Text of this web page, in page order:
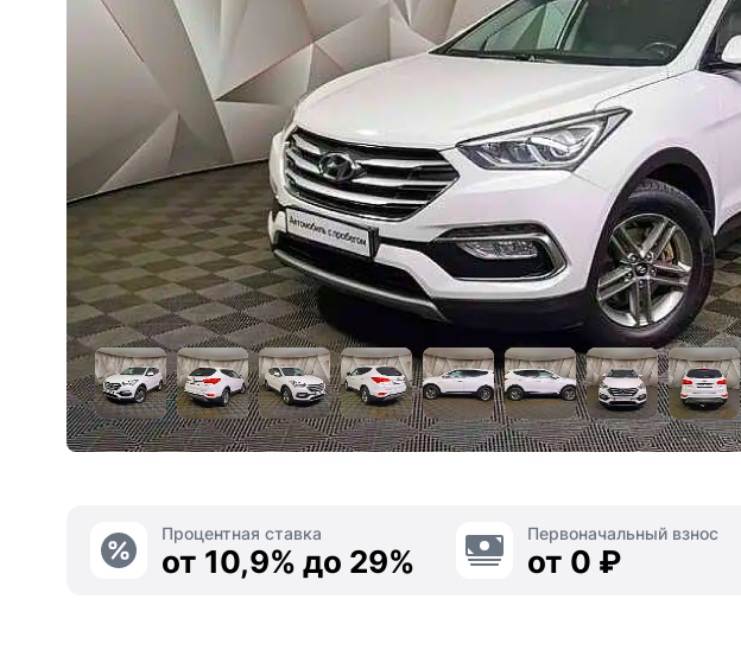
Процентная ставка
от 10,9% до 29%
Первоначальный взнос
от 0 ₽